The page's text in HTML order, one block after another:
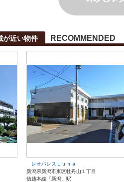
が近い物件 RECOMMENDED
レオパレスＬｕｎａ
新潟県新潟市東区牡丹山１丁目
信越本線「新潟」駅